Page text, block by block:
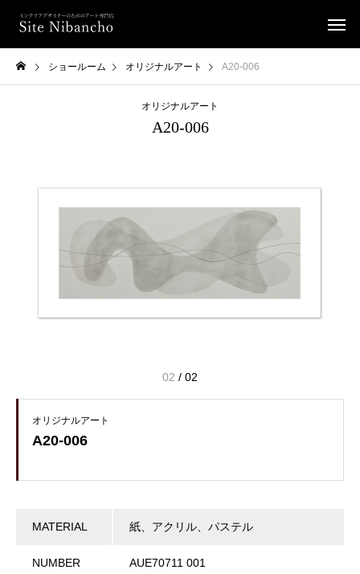
ショールーム オリジナルアート A20-006
オリジナルアート
A20-006
02 / 02
オリジナルアート
A20-006
MATERIAL 紙、アクリル、パステル
NUMBER AUE70711 001